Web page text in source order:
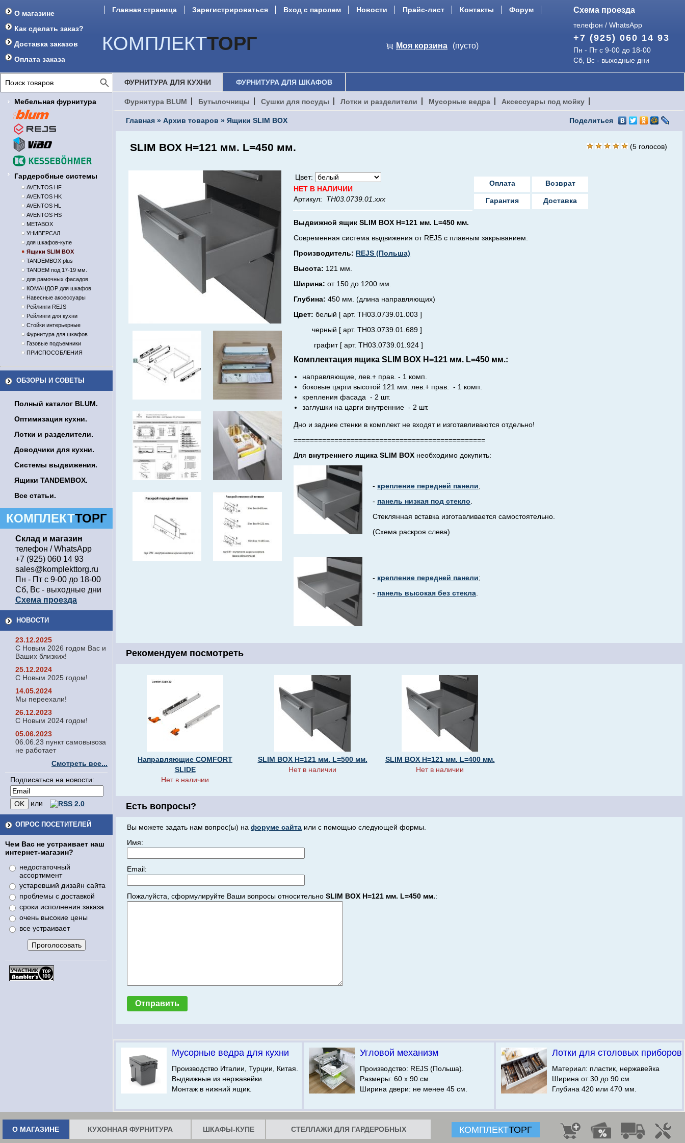
О магазине
Как сделать заказ?
Доставка заказов
Оплата заказа
Главная страница Зарегистрироваться Вход с паролем Новости Прайс-лист Контакты Форум Схема проезда
КОМПЛЕКТТОРГ Моя корзина (пусто)
телефон / WhatsApp
+7 (925) 060 14 93
Пн - Пт с 9-00 до 18-00
Сб, Вс - выходные дни
Мебельная фурнитура
Гардеробные системы
AVENTOS HF
AVENTOS HK
AVENTOS HL
AVENTOS HS
METABOX
УНИВЕРСАЛ
для шкафов-купе
Ящики SLIM BOX
TANDEMBOX plus
TANDEM под 17-19 мм.
для рамочных фасадов
КОМАНДОР для шкафов
Навесные аксессуары
Рейлинги REJS
Рейлинги для кухни
Стойки интерьерные
Фурнитура для шкафов
Газовые подъемники
ПРИСПОСОБЛЕНИЯ
ОБЗОРЫ И СОВЕТЫ
Полный каталог BLUM.
Оптимизация кухни.
Лотки и разделители.
Доводчики для кухни.
Системы выдвижения.
Ящики TANDEMBOX.
Все статьи.
КОМПЛЕКТТОРГ
Склад и магазин
телефон / WhatsApp
+7 (925) 060 14 93
sales@komplekttorg.ru
Пн - Пт с 9-00 до 18-00
Сб, Вс - выходные дни
Схема проезда
НОВОСТИ
23.12.2025
С Новым 2026 годом Вас и
Ваших близких!
25.12.2024
С Новым 2025 годом!
14.05.2024
Мы переехали!
26.12.2023
С Новым 2024 годом!
05.06.2023
06.06.23 пункт самовывоза
не работает
Смотреть все...
Подписаться на новости:
или
ОПРОС ПОСЕТИТЕЛЕЙ
Чем Вас не устраивает наш
интернет-магазин?
недостаточный
ассортимент
устаревший дизайн сайта
проблемы с доставкой
сроки исполнения заказа
очень высокие цены
все устраивает
ФУРНИТУРА ДЛЯ КУХНИ ФУРНИТУРА ДЛЯ ШКАФОВ
Фурнитура BLUM Бутылочницы Сушки для посуды Лотки и разделители Мусорные ведра Аксессуары под мойку
Главная » Архив товаров » Ящики SLIM BOX Поделиться
SLIM BOX H=121 мм. L=450 мм. (5 голосов)
Цвет:
НЕТ В НАЛИЧИИ
Артикул:
TH03.0739.01.ххх
Оплата Возврат
Гарантия Доставка
Выдвижной ящик SLIM BOX H=121 мм. L=450 мм.
Cовременная система выдвижения от REJS c плавным закрыванием.
Производитель: REJS (Польша)
Высота: 121 мм.
Ширина: от 150 до 1200 мм.
Глубина: 450 мм. (длина направляющих)
Цвет: белый [ арт. TH03.0739.01.003 ]
черный [ арт. TH03.0739.01.689 ]
графит [ арт. TH03.0739.01.924 ]
Комплектация ящика SLIM BOX H=121 мм. L=450 мм.:
направляющие, лев.+ прав. - 1 комп.
боковые царги высотой 121 мм. лев.+ прав. - 1 комп.
крепления фасада - 2 шт.
заглушки на царги внутренние - 2 шт.
Дно и задние стенки в комплект не входят и изготавливаются отдельно!
===============================================
Для внутреннего ящика SLIM BOX необходимо докупить:
- крепление передней панели;
- панель низкая под стекло
Стеклянная вставка изготавливается самостоятельно.
(Cхема раскроя слева)
- крепление передней панели;
- панель высокая без стекла
Рекомендуем посмотреть
Направляющие COMFORT
SLIDE
Нет в наличии
SLIM BOX H=121 мм. L=500 мм.
Нет в наличии
SLIM BOX H=121 мм. L=400 мм.
Нет в наличии
Есть вопросы?
Вы можете задать нам вопрос(ы) на форуме сайта или с помощью следующей формы.
Имя:
Email:
Пожалуйста, сформулируйте Ваши вопросы относительно SLIM BOX H=121 мм. L=450 мм.:
Мусорные ведра для кухни
Производство Италии, Турции, Китая.
Выдвижные из нержавейки.
Монтаж в нижний ящик.
Угловой механизм
Производство: REJS (Польша).
Размеры: 60 х 90 см.
Ширина двери: не менее 45 см.
Лотки для столовых приборов
Материал: пластик, нержавейка
Ширина от 30 до 90 см.
Глубина 420 или 470 мм.
О МАГАЗИНЕ КУХОННАЯ ФУРНИТУРА ШКАФЫ-КУПЕ СТЕЛЛАЖИ ДЛЯ ГАРДЕРОБНЫХ КОМПЛЕКТТОРГ